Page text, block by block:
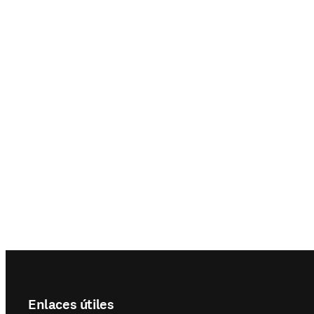
Enlaces útiles